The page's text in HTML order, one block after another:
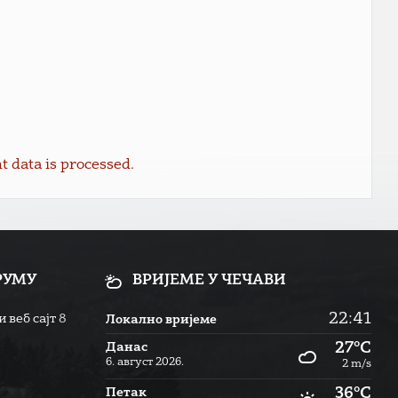
data is processed.
веб сајт 8
ВРИЈЕМЕ У ЧЕЧАВИ
Локално вријеме 22:41
Данас
6. август 2026.
27°C
2 m/s
Петак 36°C